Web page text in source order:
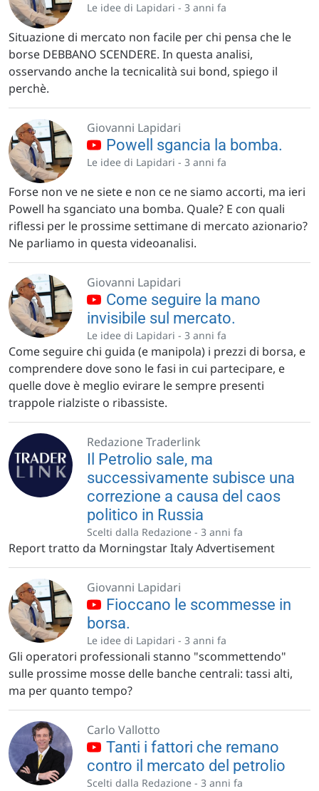
Le idee di Lapidari - 3 anni fa
Situazione di mercato non facile per chi pensa che le
borse DEBBANO SCENDERE. In questa analisi,
osservando anche la tecnicalità sui bond, spiego il
perchè.
Giovanni Lapidari
Powell sgancia la bomba.
Le idee di Lapidari - 3 anni fa
Forse non ve ne siete e non ce ne siamo accorti, ma ieri
Powell ha sganciato una bomba. Quale? E con quali
riflessi per le prossime settimane di mercato azionario?
Ne parliamo in questa videoanalisi.
Giovanni Lapidari
Come seguire la mano
invisibile sul mercato.
Le idee di Lapidari - 3 anni fa
Come seguire chi guida (e manipola) i prezzi di borsa, e
comprendere dove sono le fasi in cui partecipare, e
quelle dove è meglio evirare le sempre presenti
trappole rialziste o ribassiste.
Redazione Traderlink
Il Petrolio sale, ma
successivamente subisce una
correzione a causa del caos
politico in Russia
Scelti dalla Redazione - 3 anni fa
Report tratto da Morningstar Italy Advertisement
Giovanni Lapidari
Fioccano le scommesse in
borsa.
Le idee di Lapidari - 3 anni fa
Gli operatori professionali stanno "scommettendo"
sulle prossime mosse delle banche centrali: tassi alti,
ma per quanto tempo?
Carlo Vallotto
Tanti i fattori che remano
contro il mercato del petrolio
Scelti dalla Redazione - 3 anni fa